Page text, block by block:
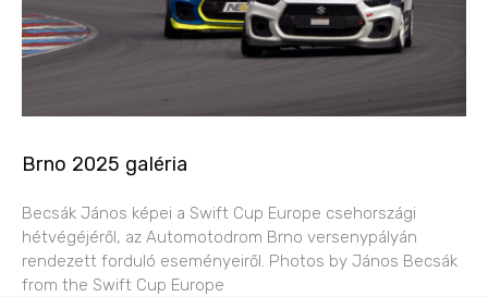
Brno 2025 galéria
Becsák János képei a Swift Cup Europe csehországi
hétvégéjéről, az Automotodrom Brno versenypályán
rendezett forduló eseményeiről. Photos by János Becsák
from the Swift Cup Europe